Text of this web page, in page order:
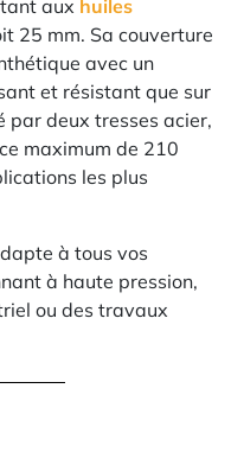
aux huiles
25 mm. Sa couverture
avec un
et résistant que sur
par deux tresses acier,
maximum de 210
les plus
à tous vos
à haute pression,
ou des travaux